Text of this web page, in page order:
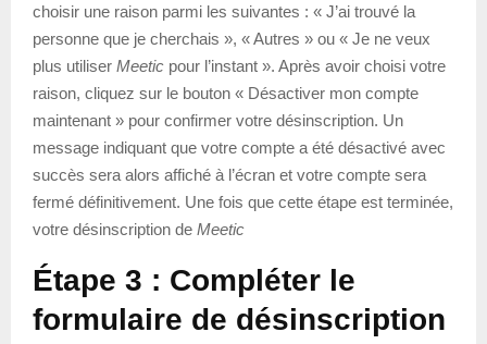
choisir une raison parmi les suivantes : « J’ai trouvé la
personne que je cherchais », « Autres » ou « Je ne veux
plus utiliser Meetic pour l’instant ». Après avoir choisi votre
raison, cliquez sur le bouton « Désactiver mon compte
maintenant » pour confirmer votre désinscription. Un
message indiquant que votre compte a été désactivé avec
succès sera alors affiché à l’écran et votre compte sera
fermé définitivement. Une fois que cette étape est terminée,
votre désinscription de Meetic
Étape 3 : Compléter le
formulaire de désinscription